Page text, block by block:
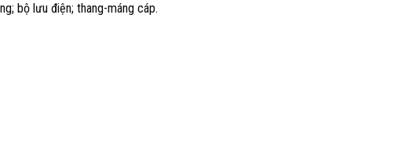
bộ lưu điện; thang-máng cáp.